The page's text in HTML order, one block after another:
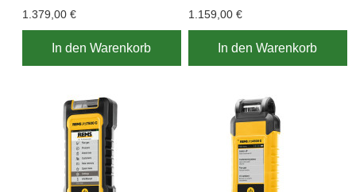
1.379,00 €
In den Warenkorb
1.159,00 €
In den Warenkorb